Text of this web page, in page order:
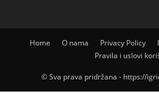
Home O nama Privacy Policy
Pravila i uslovi
© Sva prava pridržana - https://